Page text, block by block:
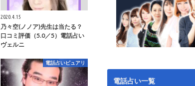
2020.4.15
乃々空(ノノア)先生は当たる？
口コミ評価（5.0／5）電話占い
ヴェルニ
電話占いピュアリ
電話占い一覧